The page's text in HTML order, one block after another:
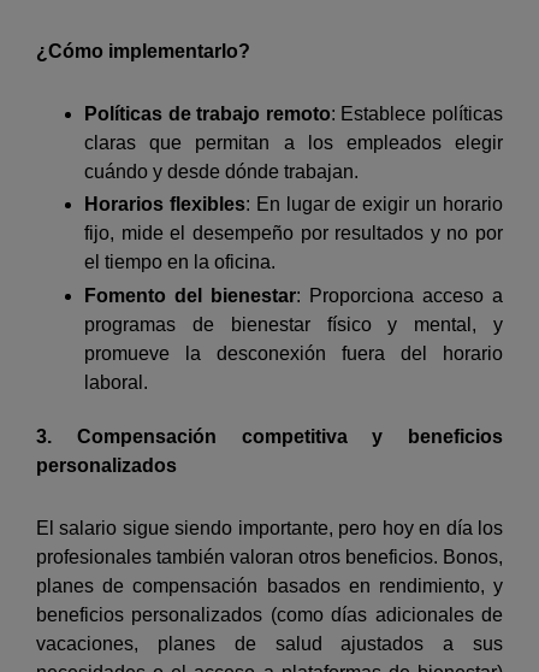
¿Cómo implementarlo?
Políticas de trabajo remoto: Establece políticas
claras que permitan a los empleados elegir
cuándo y desde dónde trabajan.
Horarios flexibles: En lugar de exigir un horario
fijo, mide el desempeño por resultados y no por
el tiempo en la oficina.
Fomento del bienestar: Proporciona acceso a
programas de bienestar físico y mental, y
promueve la desconexión fuera del horario
laboral.
3. Compensación competitiva y beneficios
personalizados
El salario sigue siendo importante, pero hoy en día los
profesionales también valoran otros beneficios. Bonos,
planes de compensación basados en rendimiento, y
beneficios personalizados (como días adicionales de
vacaciones, planes de salud ajustados a sus